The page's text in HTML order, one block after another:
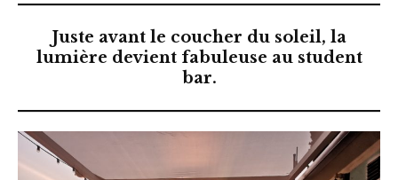
Juste avant le coucher du soleil, la
lumière devient fabuleuse au student
bar.